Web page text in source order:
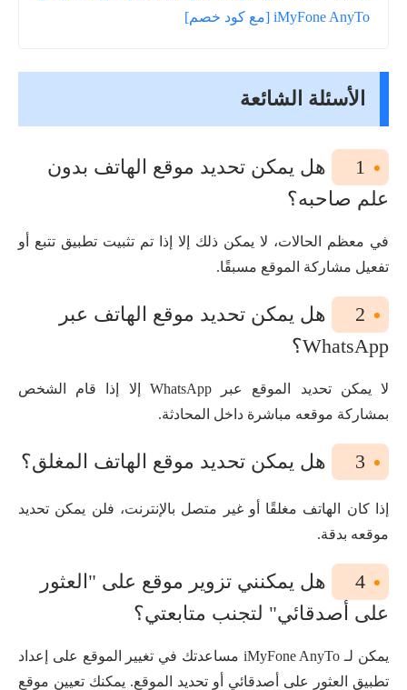
iMyFone AnyTo [مع كود خصم]
الأسئلة الشائعة
1
هل يمكن تحديد موقع الهاتف بدون
علم صاحبه؟
في معظم الحالات، لا يمكن ذلك إلا إذا تم تثبيت تطبيق تتبع أو
تفعيل مشاركة الموقع مسبقًا.
2
هل يمكن تحديد موقع الهاتف عبر
WhatsApp؟
لا يمكن تحديد الموقع عبر WhatsApp إلا إذا قام الشخص
بمشاركة موقعه مباشرة داخل المحادثة.
3 هل يمكن تحديد موقع الهاتف المغلق؟
إذا كان الهاتف مغلقًا أو غير متصل بالإنترنت، فلن يمكن تحديد
موقعه بدقة.
4
هل يمكنني تزوير موقع على "العثور
على أصدقائي" لتجنب متابعتي؟
يمكن لـ iMyFone AnyTo مساعدتك في تغيير الموقع على إعداد
تطبيق العثور على أصدقائي أو تحديد الموقع. يمكنك تعيين موقع